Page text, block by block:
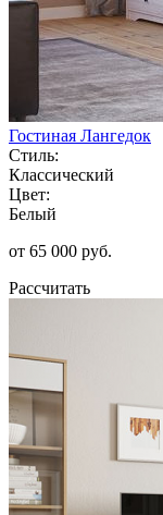
Гостиная Лангедок
Стиль:
Классический
Цвет:
Белый
от 65 000 руб.
Рассчитать